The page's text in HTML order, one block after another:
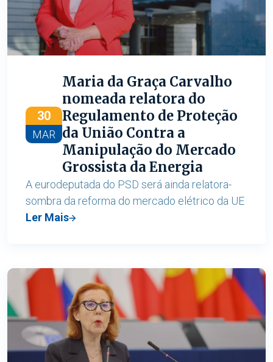
30
MAR
Maria da Graça Carvalho
nomeada relatora do
Regulamento de Proteção
da União Contra a
Manipulação do Mercado
Grossista da Energia
A eurodeputada do PSD será ainda relatora-
sombra da reforma do mercado elétrico da UE
Ler Mais